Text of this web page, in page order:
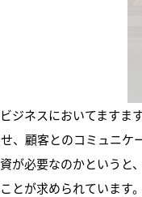
ジネスにおいてますま
、顧客とのコミュニ
が必要なのかという
とが求められています